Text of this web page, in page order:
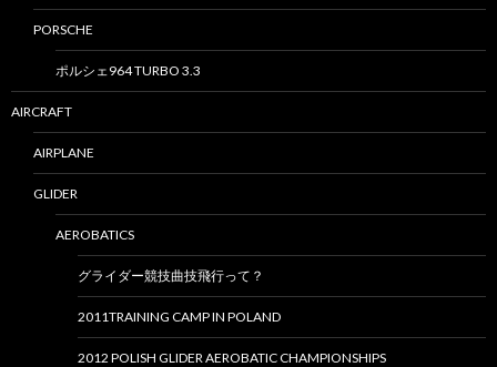
PORSCHE
ポルシェ964 TURBO 3.3
AIRCRAFT
AIRPLANE
GLIDER
AEROBATICS
グライダー競技曲技飛行って？
2011TRAINING CAMP IN POLAND
2012 POLISH GLIDER AEROBATIC CHAMPIONSHIPS